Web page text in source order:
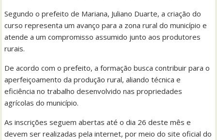
Segundo o prefeito de Mariana, Juliano Duarte, a criação do
curso representa um avanço para a zona rural do município e
atende a um compromisso assumido junto aos produtores
rurais.
De acordo com o prefeito, a formação busca contribuir para o
aperfeiçoamento da produção rural, aliando técnica e
eficiência no trabalho desenvolvido nas propriedades
agrícolas do município.
As inscrições seguem abertas até o dia 26 deste mês e
devem ser realizadas pela internet, por meio do site oficial do